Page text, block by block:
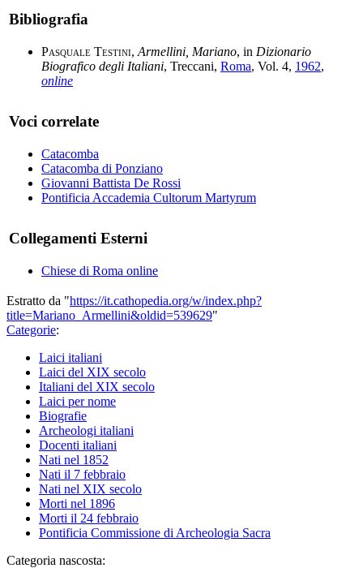
Bibliografia
Pasquale Testini, Armellini, Mariano, in Dizionario
Biografico degli Italiani, Treccani, Roma, Vol. 4, 1962,
online
Voci correlate
Catacomba
Catacomba di Ponziano
Giovanni Battista De Rossi
Pontificia Accademia Cultorum Martyrum
Collegamenti Esterni
Chiese di Roma online
Estratto da "https://it.cathopedia.org/w/index.php?
title=Mariano_Armellini&oldid=539629"
Categorie:
Laici italiani
Laici del XIX secolo
Italiani del XIX secolo
Laici per nome
Biografie
Archeologi italiani
Docenti italiani
Nati nel 1852
Nati il 7 febbraio
Nati nel XIX secolo
Morti nel 1896
Morti il 24 febbraio
Pontificia Commissione di Archeologia Sacra
Categoria nascosta: